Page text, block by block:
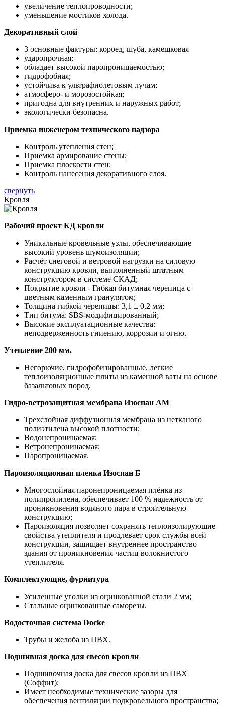
увеличение теплопроводности;
уменьшение мостиков холода.
Декоративный слой
3 основные фактуры: короед, шуба, камешковая
ударопрочная;
обладает высокой паропроницаемостью;
гидрофобная;
устойчива к ультрафиолетовым лучам;
атмосферо- и морозостойкая;
пригодна для внутренних и наружных работ;
экологически безопасна.
Приемка инженером технического надзора
Контроль утепления стен;
Приемка армирование стены;
Приемка плоскости стен;
Контроль нанесения декоративного слоя.
свернуть
Кровля
Рабочий проект КД кровли
Уникальные кровельные узлы, обеспечивающие
высокий уровень шумоизоляции;
Расчёт снеговой и ветровой нагрузки на силовую
конструкцию кровли, выполненный штатным
конструктором в системе СКАД;
Покрытие кровли - Гибкая битумная черепица с
цветным каменным гранулятом;
Толщина гибкой черепицы: 3,1 ± 0,2 мм;
Тип битума: SBS-модифицированный;
Высокие эксплуатационные качества:
неподверженность гниению, коррозии и огню.
Утепление 200 мм.
Негорючие, гидрофобизированные, легкие
теплоизоляционные плиты из каменной ваты на основе
базальтовых пород.
Гидро-ветрозащитная мембрана Изоспан АМ
Трехслойная диффузионная мембрана из нетканого
полиэтилена высокой плотности;
Водонепроницаемая;
Ветронепроницаемая;
Паропроницаемая.
Пароизоляционная пленка Изоспан Б
Многослойная паронепроницаемая плёнка из
полипропилена, обеспечивает 100 % надежность от
проникновения водяного пара в строительную
конструкцию;
Пароизоляция позволяет сохранять теплоизолирующие
свойства утеплителя и продлевает срок службы всей
конструкции, защищает внутреннее пространство
здания от проникновения частиц волокнистого
утеплителя.
Комплектующие, фурнитура
Усиленные уголки из оцинкованной стали 2 мм;
Стальные оцинкованные саморезы.
Водосточная система Docke
Трубы и желоба из ПВХ.
Подшивная доска для свесов кровли
Подшивочная доска для свесов кровли из ПВХ
(Соффит);
Имеет необходимые технические зазоры для
обеспечения вентиляции подкровельного пространства;